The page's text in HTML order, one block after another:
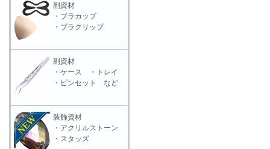
副資材
・ブラカップ
・ブラクリップ
副資材
・ケース ・トレイ
・ピンセット など
装飾資材
・アクリルストーン
・スタッズ